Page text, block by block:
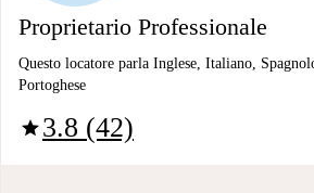
Proprietario Professionale
Questo locatore parla Inglese, Italiano,
Portoghese
star3.8 (42)